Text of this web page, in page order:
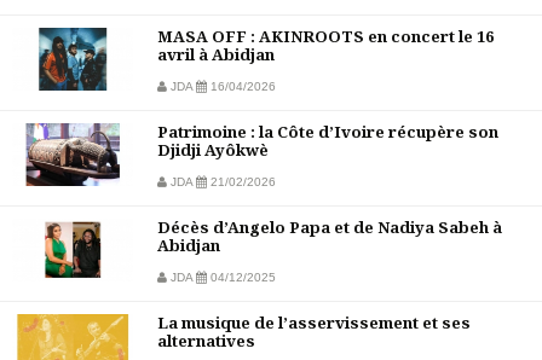
MASA OFF : AKINROOTS en concert le 16
avril à Abidjan
JDA 16/04/2026
Patrimoine : la Côte d’Ivoire récupère son
Djidji Ayôkwè
JDA 21/02/2026
Décès d’Angelo Papa et de Nadiya Sabeh à
Abidjan
JDA 04/12/2025
La musique de l’asservissement et ses
alternatives